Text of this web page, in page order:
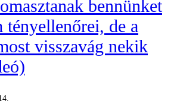
bennünket
tényellenőrei, de a
visszavág nekik